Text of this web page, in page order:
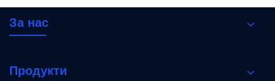
За нас
Продукти